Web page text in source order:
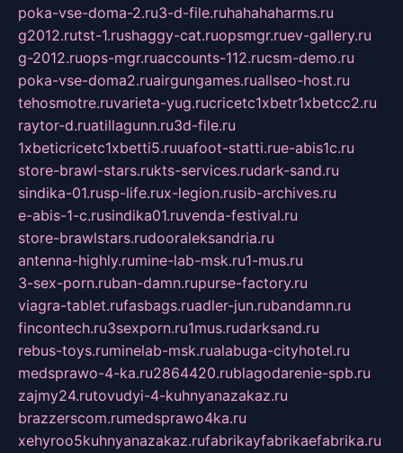
poka-vse-doma-2.ru3-d-file.ruhahahaharms.ru
g2012.rutst-1.rushaggy-cat.ruopsmgr.ruev-gallery.ru
g-2012.ruops-mgr.ruaccounts-112.rucsm-demo.ru
poka-vse-doma2.ruairgungames.ruallseo-host.ru
tehosmotre.ruvarieta-yug.rucricetc1xbetr1xbetcc2.ru
raytor-d.ruatillagunn.ru3d-file.ru
1xbeticricetc1xbetti5.ruuafoot-statti.rue-abis1c.ru
store-brawl-stars.rukts-services.rudark-sand.ru
sindika-01.rusp-life.rux-legion.rusib-archives.ru
e-abis-1-c.rusindika01.ruvenda-festival.ru
store-brawlstars.rudooraleksandria.ru
antenna-highly.rumine-lab-msk.ru1-mus.ru
3-sex-porn.ruban-damn.rupurse-factory.ru
viagra-tablet.rufasbags.ruadler-jun.rubandamn.ru
fincontech.ru3sexporn.ru1mus.rudarksand.ru
rebus-toys.ruminelab-msk.rualabuga-cityhotel.ru
medsprawo-4-ka.ru2864420.rublagodarenie-spb.ru
zajmy24.rutovudyi-4-kuhnyanazakaz.ru
brazzerscom.rumedsprawo4ka.ru
xehyroo5kuhnyanazakaz.rufabrikayfabrikaefabrika.ru